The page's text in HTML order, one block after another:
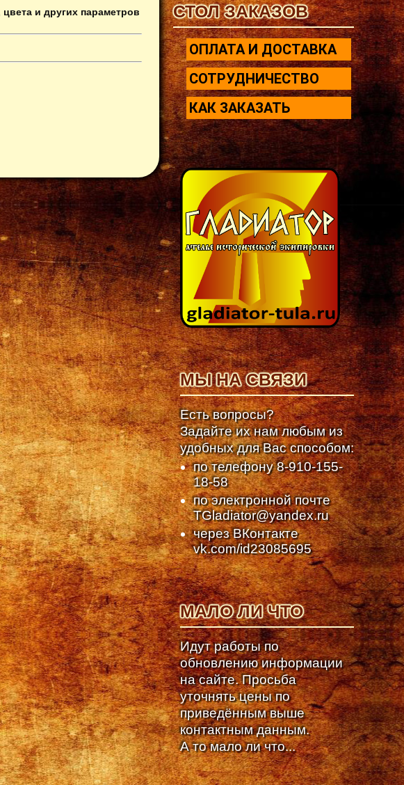
и других параметров
СТОЛ ЗАКАЗОВ
ОПЛАТА И ДОСТАВКА
СОТРУДНИЧЕСТВО
КАК ЗАКАЗАТЬ
МЫ НА СВЯЗИ
Есть вопросы?
Задайте их нам любым из
удобных для Вас способом:
по телефону8-910-155-
18-58
по электронной почте
TGladiator@yandex.ru
через ВКонтакте
vk.com/id23085695
МАЛО ЛИ ЧТО
Идут работы по
обновлению информации
на сайте. Просьба
уточнять цены по
приведённым выше
контактным данным.
А то мало ли что...